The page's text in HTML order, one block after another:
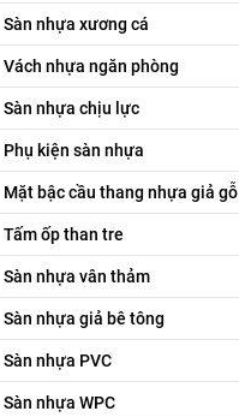
Sàn nhựa xương cá
Vách nhựa ngăn phòng
Sàn nhựa chịu lực
Phụ kiện sàn nhựa
Mặt bậc cầu thang nhựa giả gỗ
Tấm ốp than tre
Sàn nhựa vân thảm
Sàn nhựa giả bê tông
Sàn nhựa PVC
Sàn nhựa WPC